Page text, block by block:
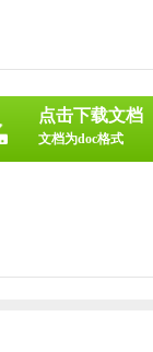
点击下载文档
文档为doc格式